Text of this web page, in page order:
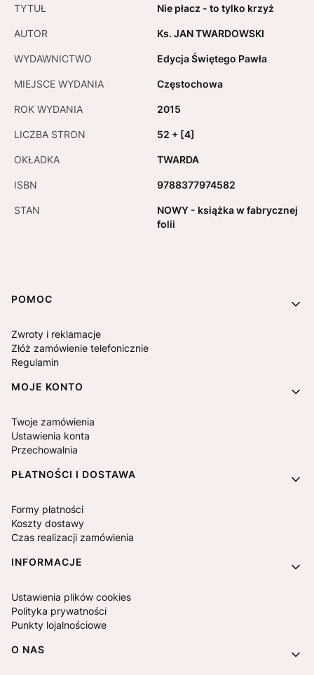
TYTUŁ Nie płacz - to tylko krzyż
AUTOR Ks. JAN TWARDOWSKI
WYDAWNICTWO Edycja Świętego Pawła
MIEJSCE WYDANIA Częstochowa
ROK WYDANIA 2015
LICZBA STRON 52 + [4]
OKŁADKA TWARDA
ISBN 9788377974582
STAN
NOWY - książka w fabrycznej
folii
Linki w stopce
POMOC
Zwroty i reklamacje
Złóż zamówienie telefonicznie
Regulamin
MOJE KONTO
Twoje zamówienia
Ustawienia konta
Przechowalnia
PŁATNOŚCI I DOSTAWA
Formy płatności
Koszty dostawy
Czas realizacji zamówienia
INFORMACJE
Ustawienia plików cookies
Polityka prywatności
Punkty lojalnościowe
O NAS